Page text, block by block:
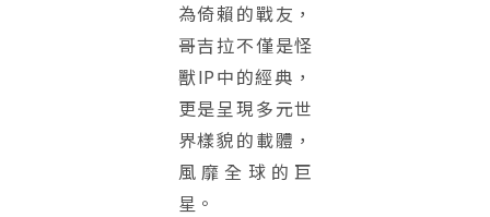
為倚賴的戰友，
哥吉拉不僅是怪
獸IP中的經典，
更是呈現多元世
界樣貌的載體，
風靡全球的巨
星。